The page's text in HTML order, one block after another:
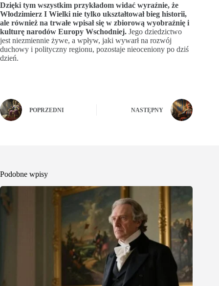
Dzięki tym wszystkim przykładom widać wyraźnie, że
Włodzimierz I Wielki nie tylko ukształtował bieg historii,
ale również na trwałe wpisał się w zbiorową wyobraźnię i
kulturę narodów Europy Wschodniej. Jego dziedzictwo
jest niezmiennie żywe, a wpływ, jaki wywarł na rozwój
duchowy i polityczny regionu, pozostaje nieoceniony po dziś
dzień.
POPRZEDNI NASTĘPNY
Podobne wpisy